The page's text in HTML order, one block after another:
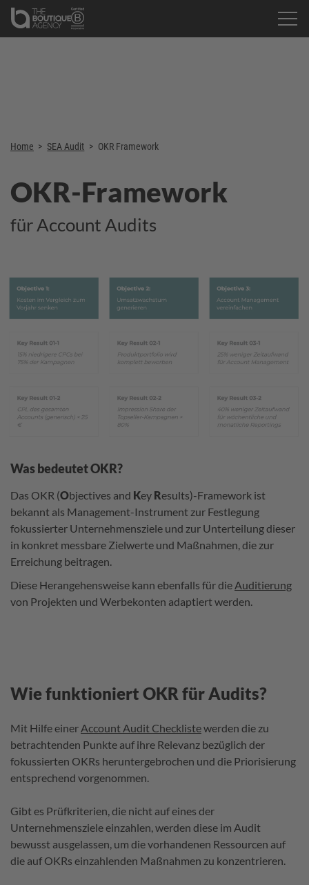
Home > SEA Audit > OKR Framework
OKR-Framework
für Account Audits
Was bedeutet OKR?
Das OKR (Objectives and Key Results)-Framework ist
bekannt als Management-Instrument zur Festlegung
fokussierter Unternehmensziele und zur Unterteilung dieser
in konkret messbare Zielwerte und Maßnahmen, die zur
Erreichung beitragen.
Diese Herangehensweise kann ebenfalls für die Auditierung
von Projekten und Werbekonten adaptiert werden.
Wie funktioniert OKR für Audits?
Mit Hilfe einer Account Audit Checklistewerden die zu
betrachtenden Punkte auf ihre Relevanz bezüglich der
fokussierten OKRs heruntergebrochen und die Priorisierung
entsprechend vorgenommen.
Gibt es Prüfkriterien, die nicht auf eines der
Unternehmensziele einzahlen, werden diese im Audit
bewusst ausgelassen, um die vorhandenen Ressourcen auf
die auf OKRs einzahlenden Maßnahmen zu konzentrieren.